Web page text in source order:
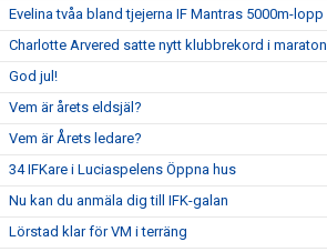
Evelina tvåa bland tjejerna IF Mantras 5000m-lopp
Charlotte Arvered satte nytt klubbrekord i maraton
God jul!
Vem är årets eldsjäl?
Vem är Årets ledare?
34 IFKare i Luciaspelens Öppna hus
Nu kan du anmäla dig till IFK-galan
Lörstad klar för VM i terräng